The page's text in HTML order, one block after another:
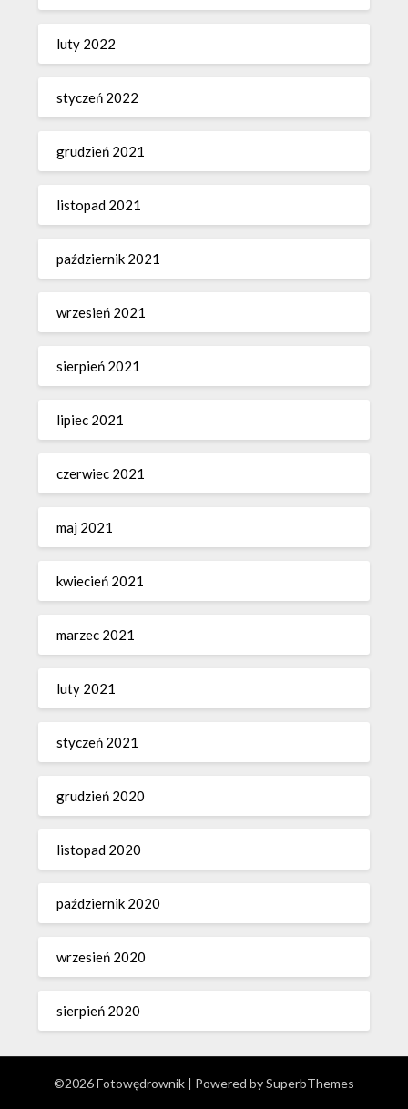
luty 2022
styczeń 2022
grudzień 2021
listopad 2021
październik 2021
wrzesień 2021
sierpień 2021
lipiec 2021
czerwiec 2021
maj 2021
kwiecień 2021
marzec 2021
luty 2021
styczeń 2021
grudzień 2020
listopad 2020
październik 2020
wrzesień 2020
sierpień 2020
©2026 Fotowędrownik | Powered bySuperbThemes